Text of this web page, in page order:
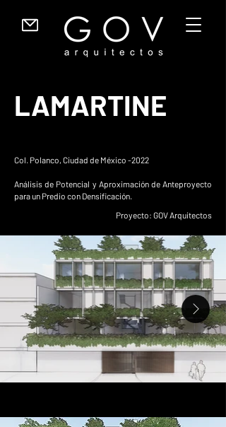
LAMARTINE
Col. Polanco, Ciudad de México -2022
Análisis de Potencial y Aproximación de Anteproyecto
para un Predio con Densificación.
Proyecto: GOV Arquitectos